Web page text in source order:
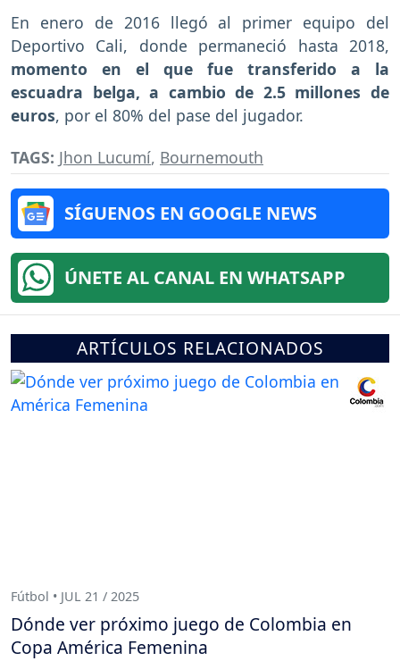
En enero de 2016 llegó al primer equipo del
Deportivo Cali, donde permaneció hasta 2018,
momento en el que fue transferido a la
escuadra belga, a cambio de 2.5 millones de
euros, por el 80% del pase del jugador.
TAGS: Jhon Lucumí, Bournemouth
SÍGUENOS EN GOOGLE NEWS
ÚNETE AL CANAL EN WHATSAPP
ARTÍCULOS RELACIONADOS
Fútbol • JUL 21 / 2025
Dónde ver próximo juego de Colombia en
Copa América Femenina